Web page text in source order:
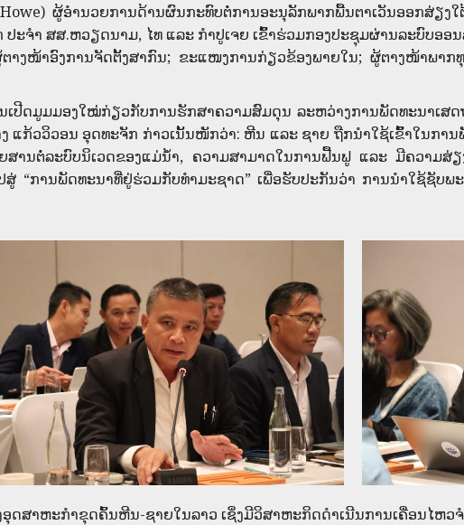
ຜູ້ອຳນວຍການດ້ານຜົນກະທົບຕໍ່ການອະນຸລັກພາກພື້ນຕາເວັນອອກສ່ຽງໃ
ະຈໍາ ສສ.ຫວຽດນາມ, ໄທ ແລະ ກຳປູເຈຍ ເຂົົ້າຮ່ວມກອງປະຊຸມຜ່ານລະບົບອ
ຕາງໜ້າອົງການຈັດຕັ້ງສາກົນ; ຂະແໜງການກ່ຽວຂ້ອງພາຍໃນ; ຜູ້ຕາງໜ້າພ
ດມູມມອງໃໝ່ກ່ຽວກັບການຮັກສາຄວາມສົມດຸນ ລະຫວ່າງການພັດທະນາເສດ
ແກ້ວວິວອນ ອຸດທະຈັກ ກ່າວເນັ້ນໜັກວ່າ: ຫີນ ແລະ ຊາຍ ຖືກນໍາໃຊ້ເຂົົ້າໃນການ
ສານຕໍ່ລະບົບນິເວດຂອງແມ່ນໍ້າ, ຄວາມສາມາດໃນການຟື້ນຟູ ແລະ ມີຄວາມສ່
“ການພັດທະນາທີ່ຢູ່ຮ່ວມກັບທໍາມະຊາດ” ເພື່ອຮັບປະກັນວ່າ ການນໍາໃຊ້ຊັບພ
າຫະກຳຂຸດຄົ້ນຫີນ-ຊາຍໃນລາວ ເຊິ່ງມີວິສາຫະກິດດໍາເນີນການເຄື່ອນໄຫວ